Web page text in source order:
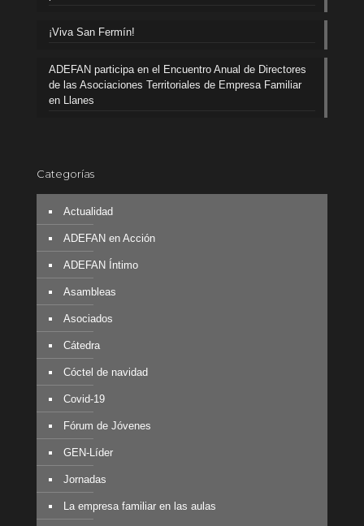
¡Viva San Fermín!
ADEFAN participa en el Encuentro Anual de Directores
de las Asociaciones Territoriales de Empresa Familiar
en Llanes
Categorías
Actualidad
ADEFAN en Acción
ADEFAN Íntimo
Asambleas
Asociados
Cátedra
Cóctel de navidad
Covid-19
Fórum de Jóvenes
GEN-Líder
Jornadas
La empresa familiar en las aulas